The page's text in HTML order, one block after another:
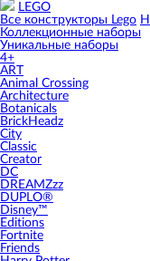
LEGO
Все конструкторы Lego
Коллекционные наборы
Уникальные наборы
4+
ART
Animal Crossing
Architecture
Botanicals
BrickHeadz
City
Classic
Creator
DC
DREAMZzz
DUPLO®
Disney™
Editions
Fortnite
Friends